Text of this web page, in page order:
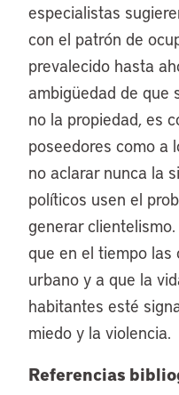
especialistas
con el patrón de
prevalecido hasta
ambigüedad de que
no la propiedad, es
poseedores como a
no aclarar nunca la
políticos usen el
generar
que en el tiempo las
urbano y a que la
habitantes esté
miedo y la violencia.
Referencias